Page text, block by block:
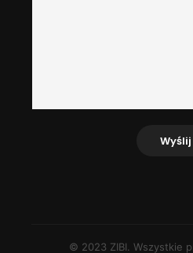
Wyślij
© 2023 ZIBI. Wszystkie